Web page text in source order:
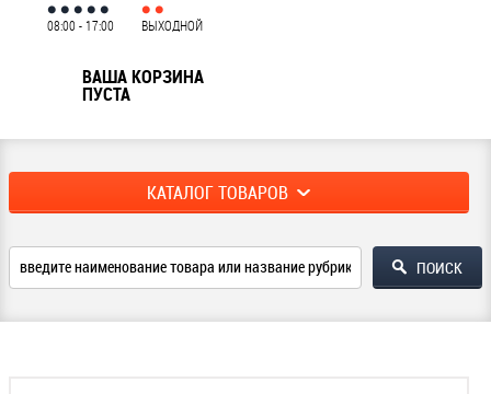
08:00 - 17:00 ВЫХОДНОЙ
ВАША КОРЗИНА
ПУСТА
КАТАЛОГ ТОВАРОВ